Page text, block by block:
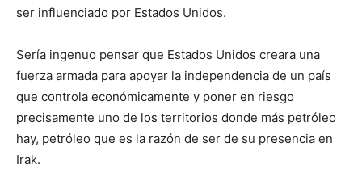
ser influenciado por Estados Unidos.
Sería ingenuo pensar que Estados Unidos creara una
fuerza armada para apoyar la independencia de un país
que controla económicamente y poner en riesgo
precisamente uno de los territorios donde más petróleo
hay, petróleo que es la razón de ser de su presencia en
Irak.